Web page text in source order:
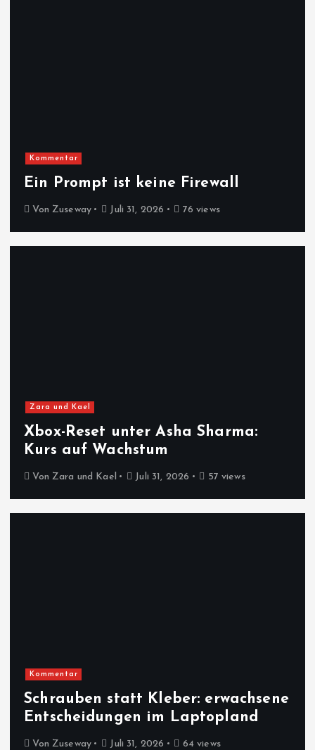
Kommentar
Ein Prompt ist keine Firewall
Von Zuseway Juli 31, 2026 76 views
Zara und Kael
Xbox-Reset unter Asha Sharma:
Kurs auf Wachstum
Von Zara und Kael Juli 31, 2026 57 views
Kommentar
Schrauben statt Kleber: erwachsene
Entscheidungen im Laptopland
Von Zuseway Juli 31, 2026 64 views